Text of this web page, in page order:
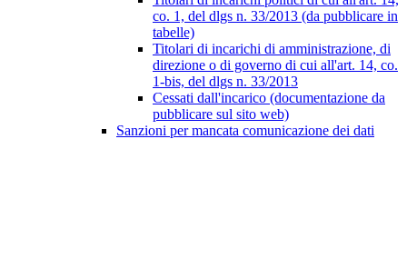
co. 1, del dlgs n. 33/2013 (da pubblicare in
tabelle)
Titolari di incarichi di amministrazione, di
direzione o di governo di cui all'art. 14, co.
1-bis, del dlgs n. 33/2013
Cessati dall'incarico (documentazione da
pubblicare sul sito web)
Sanzioni per mancata comunicazione dei dati